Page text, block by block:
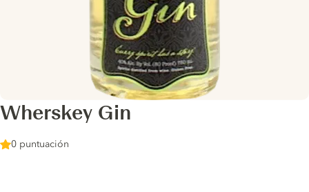
Wherskey Gin
0 puntuación